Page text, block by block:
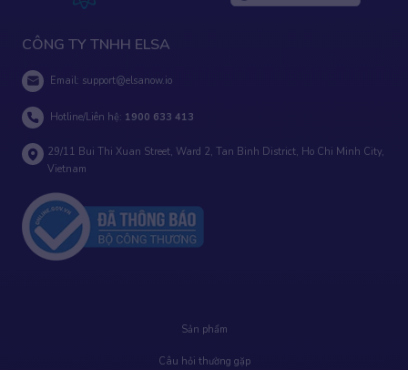
CÔNG TY TNHH ELSA
Email: support@elsanow.io
Hotline/Liên hệ: 1900 633 413
29/11 Bui Thi Xuan Street, Ward 2, Tan Binh District, Ho Chi Minh City,
Vietnam
Sản phẩm
Câu hỏi thường gặp